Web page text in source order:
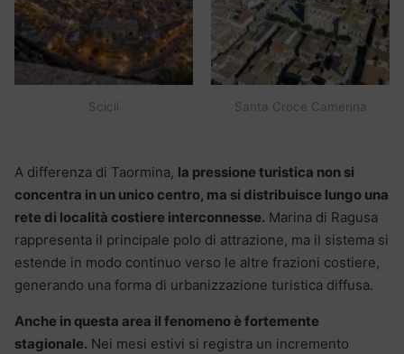
Scicli Santa Croce Camerina
A differenza di Taormina, la pressione turistica non si
concentra in un unico centro, ma si distribuisce lungo una
rete di località costiere interconnesse. Marina di Ragusa
rappresenta il principale polo di attrazione, ma il sistema si
estende in modo continuo verso le altre frazioni costiere,
generando una forma di urbanizzazione turistica diffusa.
Anche in questa area il fenomeno è fortemente
stagionale. Nei mesi estivi si registra un incremento